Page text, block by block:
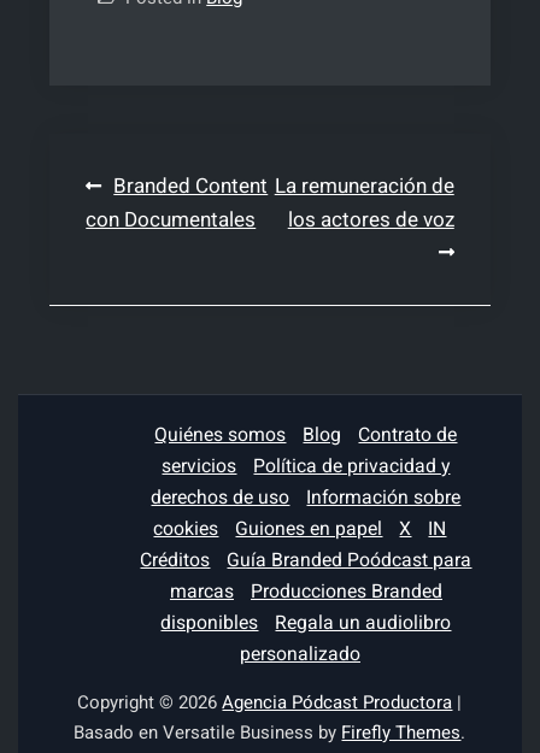
Navegación
de
Branded Content
con Documentales
La remuneración de
los actores de voz
Quiénes somos Blog
Contrato de
servicios
Política de privacidad y
derechos de uso
Información sobre
cookies
Guiones en papel X
IN
Créditos
Guía Branded Poódcast para
marcas
Producciones Branded
disponibles
Regala un audiolibro
personalizado
Copyright © 2026Agencia Pódcast Productora |
Basado en Versatile Business by Firefly Themes.